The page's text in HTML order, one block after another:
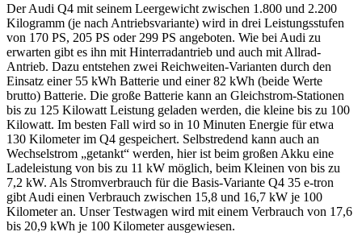
Der Audi Q4 mit seinem Leergewicht zwischen 1.800 und 2.200
Kilogramm (je nach Antriebsvariante) wird in drei Leistungsstufen
von 170 PS, 205 PS oder 299 PS angeboten. Wie bei Audi zu
erwarten gibt es ihn mit Hinterradantrieb und auch mit Allrad-
Antrieb. Dazu entstehen zwei Reichweiten-Varianten durch den
Einsatz einer 55 kWh Batterie und einer 82 kWh (beide Werte
brutto) Batterie. Die große Batterie kann an Gleichstrom-Stationen
bis zu 125 Kilowatt Leistung geladen werden, die kleine bis zu 100
Kilowatt. Im besten Fall wird so in 10 Minuten Energie für etwa
130 Kilometer im Q4 gespeichert. Selbstredend kann auch an
Wechselstrom „getankt“ werden, hier ist beim großen Akku eine
Ladeleistung von bis zu 11 kW möglich, beim Kleinen von bis zu
7,2 kW. Als Stromverbrauch für die Basis-Variante Q4 35 e-tron
gibt Audi einen Verbrauch zwischen 15,8 und 16,7 kW je 100
Kilometer an. Unser Testwagen wird mit einem Verbrauch von 17,6
bis 20,9 kWh je 100 Kilometer ausgewiesen.